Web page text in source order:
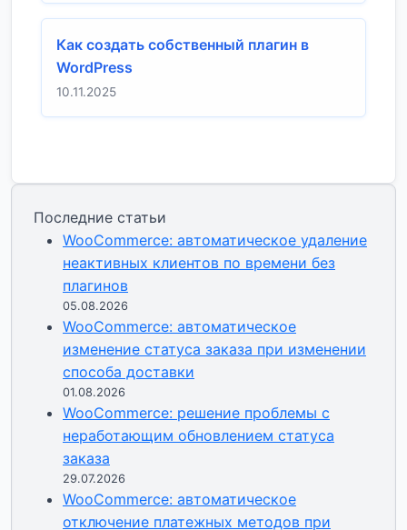
Как создать собственный плагин в
WordPress
10.11.2025
Последние статьи
WooCommerce: автоматическое удаление
неактивных клиентов по времени без
плагинов
05.08.2026
WooCommerce: автоматическое
изменение статуса заказа при изменении
способа доставки
01.08.2026
WooCommerce: решение проблемы с
неработающим обновлением статуса
заказа
29.07.2026
WooCommerce: автоматическое
отключение платежных методов при